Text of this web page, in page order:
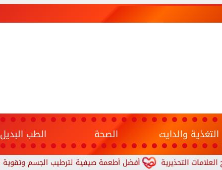
التغذية والدايت الصحة الطب البديل
أفضل أطعمة صيفية لترطيب الجسم وتقوية المناعة.. 10 خيارات تحارب الجفاف والحر